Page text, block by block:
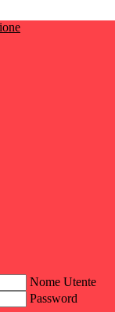
Nome Utente
Password